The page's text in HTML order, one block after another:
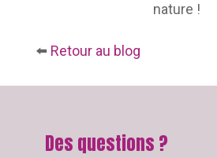
nature !
⬅️ Retour au blog
Des questions ?